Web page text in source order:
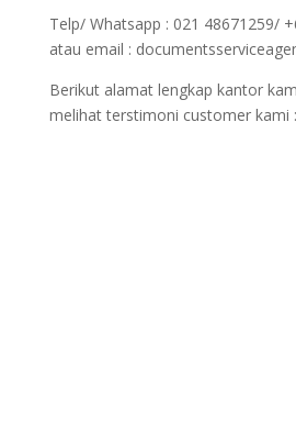
Telp/ Whatsapp : 021 48671259/
atau email :
Berikut alamat lengkap kantor
melihat terstimoni customer kami :